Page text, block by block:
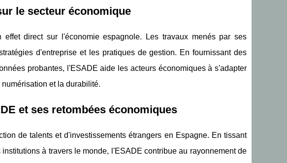
le secteur économique
direct sur l'économie espagnole. Les travaux menés par ses
d'entreprise et les pratiques de gestion. En fournissant des
probantes, l'ESADE aide les acteurs économiques à s'adapter
et la durabilité.
et ses retombées économiques
de talents et d'investissements étrangers en Espagne. En tissant
à travers le monde, l'ESADE contribue au rayonnement de